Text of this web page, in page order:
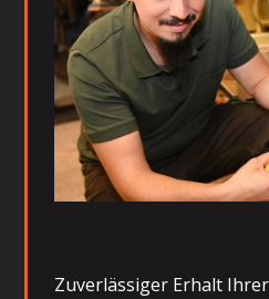
Zuverlässiger Erhalt